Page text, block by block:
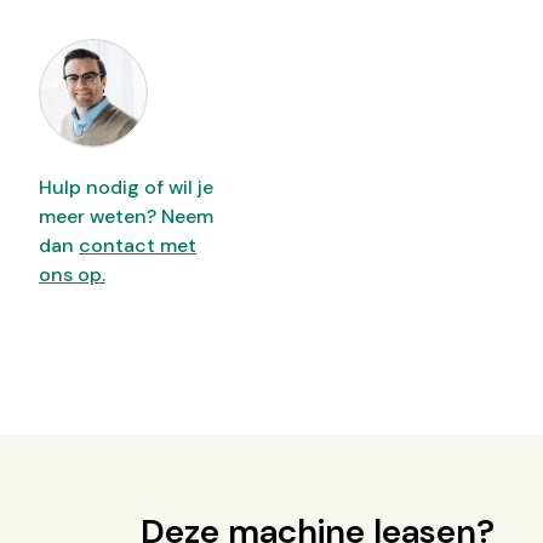
Hulp nodig of wil je
meer weten? Neem
dan contact met
ons op.
Deze machine leasen?